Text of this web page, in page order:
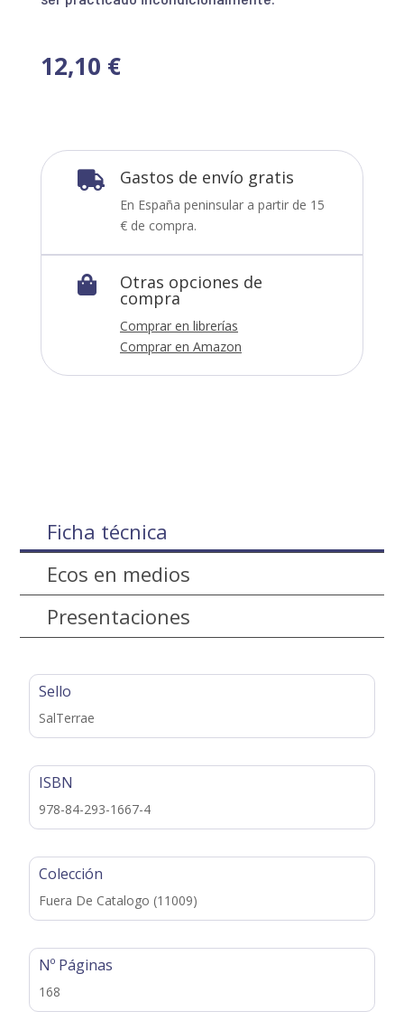
12,10 €
 Gastos de envío gratis
En España peninsular a partir de 15
€ de compra.
 Otras opciones de
compra
Comprar en librerías
Comprar en Amazon
Ficha técnica
Ecos en medios
Presentaciones
Sello
SalTerrae
ISBN
978-84-293-1667-4
Colección
Fuera De Catalogo (11009)
Nº Páginas
168